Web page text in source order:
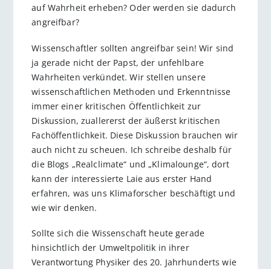
auf Wahrheit erheben? Oder werden sie dadurch
angreifbar?
Wissenschaftler sollten angreifbar sein! Wir sind
ja gerade nicht der Papst, der unfehlbare
Wahrheiten verkündet. Wir stellen unsere
wissenschaftlichen Methoden und Erkenntnisse
immer einer kritischen Öffentlichkeit zur
Diskussion, zuallererst der äußerst kritischen
Fachöffentlichkeit. Diese Diskussion brauchen wir
auch nicht zu scheuen. Ich schreibe deshalb für
die Blogs „Realclimate“ und „Klimalounge“, dort
kann der interessierte Laie aus erster Hand
erfahren, was uns Klimaforscher beschäftigt und
wie wir denken.
Sollte sich die Wissenschaft heute gerade
hinsichtlich der Umweltpolitik in ihrer
Verantwortung Physiker des 20. Jahrhunderts wie